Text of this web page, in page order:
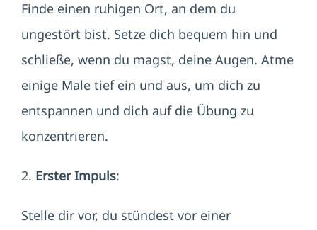
Finde einen ruhigen Ort, an dem du
ungestört bist. Setze dich bequem hin und
schließe, wenn du magst, deine Augen. Atme
einige Male tief ein und aus, um dich zu
entspannen und dich auf die Übung zu
konzentrieren.
2. Erster Impuls:
Stelle dir vor, du stündest vor einer